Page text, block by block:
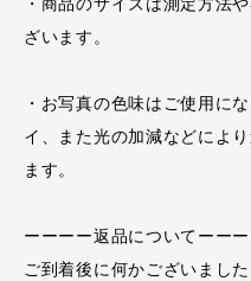
・商品のサイズは測定方法
ざいます。
・お写真の色味はご使用に
イ、また光の加減などによ
ます。
ーーーー返品についてーーー
ご到着後に何かございまし